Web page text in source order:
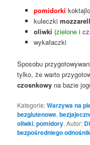
pomidorki
kuleczki
oliwki (zielonei
wykałaczki
Sposobu
tylko, że warto
czosnkowy na bazie
Kategorie:Warzywa na
bezglutenowe,
oliwki,pomidory. Autor:
bezpośredniego